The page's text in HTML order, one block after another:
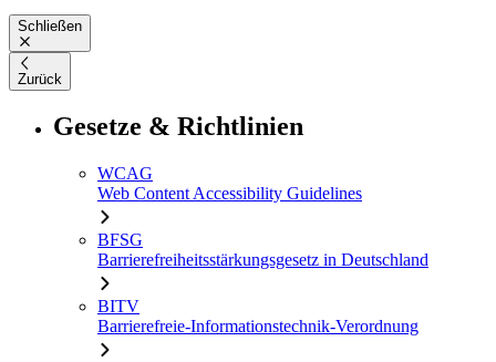
Schließen
Zurück
Gesetze & Richtlinien
WCAG
Web Content Accessibility Guidelines
BFSG
Barrierefreiheitsstärkungsgesetz in Deutschland
BITV
Barrierefreie-Informationstechnik-Verordnung